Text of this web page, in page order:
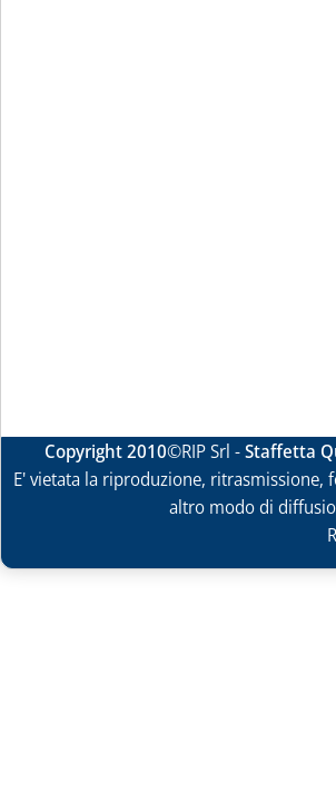
Copyright 2010©RIP Srl -Staffetta
E' vietata la riproduzione, ritrasmissione,
altro modo di